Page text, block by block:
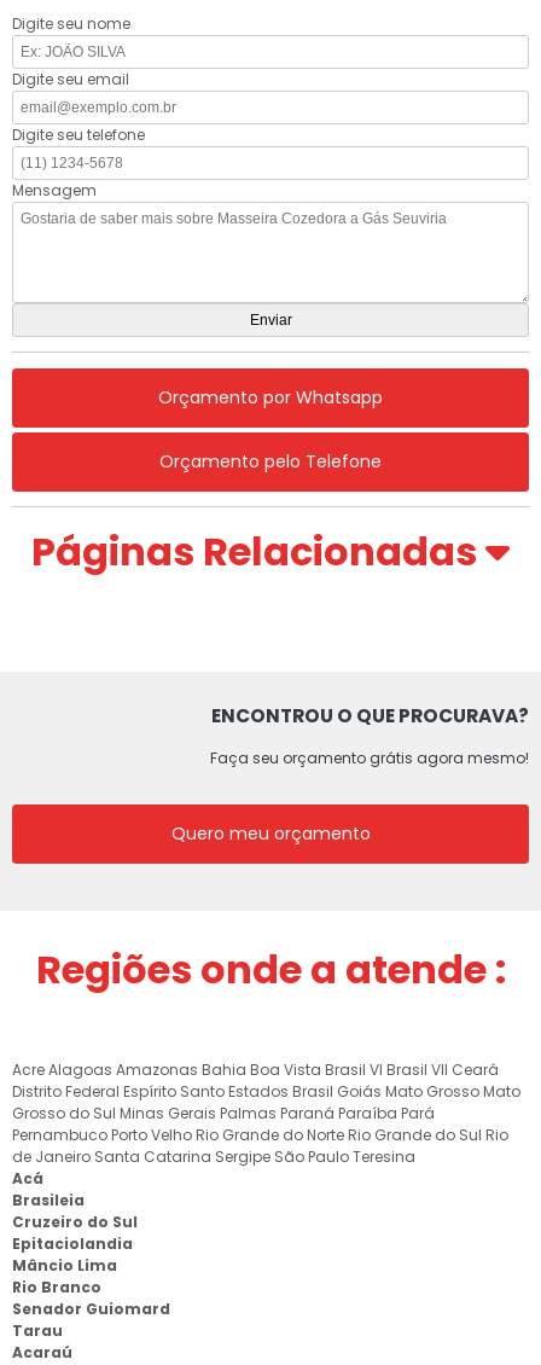
Digite seu nome
Digite seu email
Digite seu telefone
Mensagem
Orçamento por Whatsapp
Orçamento pelo Telefone
Páginas Relacionadas
ENCONTROU O QUE PROCURAVA?
Faça seu orçamento grátis agora mesmo!
Quero meu orçamento
Regiões onde a atende :
AcreAlagoas Amazonas Bahia Boa Vista Brasil VI Brasil VII Ceará
Distrito Federal Espírito Santo Estados Brasil Goiás Mato Grosso Mato
Grosso do Sul Minas Gerais Palmas Paraná Paraíba Pará
Pernambuco Porto Velho Rio Grande do Norte Rio Grande do Sul Rio
de Janeiro Santa Catarina Sergipe São PauloTeresina
Acá
Brasileia
Cruzeiro do Sul
Epitaciolandia
Mâncio Lima
Rio Branco
Senador Guiomard
Tarau
Acaraú